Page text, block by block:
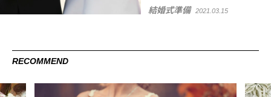
結婚式準備 2021.03.15
RECOMMEND